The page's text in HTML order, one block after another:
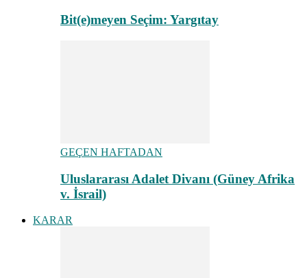
Bit(e)meyen Seçim: Yargıtay
GEÇEN HAFTADAN
Uluslararası Adalet Divanı (Güney Afrika
v. İsrail)
KARAR